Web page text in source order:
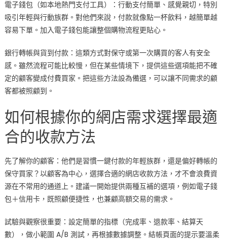
電子錢包（如本地熱門支付工具）：行動支付簡單、感覺親切，特別
吸引年輕與行動族群。對他們來說，付款就像點一杯飲料，越簡單越
容易下單。加入電子錢包能讓整個購物流程更貼心。
銀行轉帳與貨到付款：這類方式對保守或第一次購買的客人有安全
感。雖然流程可能比較慢，但在某些情境下，提供這些選項能把不確
定的顧客變成付費買家。把這些方法設為備選，可以讓不同需求的顧
客都被照顧到。
如何根據你的網店需求選擇最適
合的收款方法
先了解你的顧客：他們是習慣一鍵付款的年輕族群，還是偏好轉帳的
保守買家？以顧客為中心，選擇合適的網店收款方法，才不會浪費資
源在不常用的通道上。建議一開始提供兩種互補的選項，例如電子錢
包＋信用卡，既照顧便捷性，也兼顧高額交易的需求。
試驗與觀察很重要：設定簡單的指標（完成率、退款率、結算天
數），做小範圍 A/B 測試，再根據數據調整。結帳頁面的提示要溫柔